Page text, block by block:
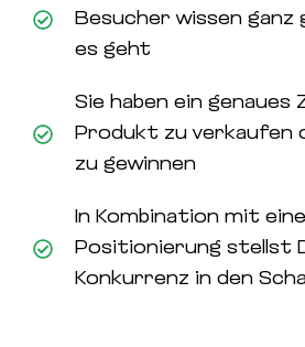
Besucher wissen ganz
es geht
Sie haben ein genaues
Produkt zu verkaufen
zu gewinnen
In Kombination mit
Positionierung stellst
Konkurrenz in den